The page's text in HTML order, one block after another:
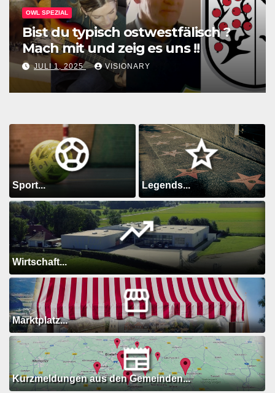
OWL SPEZIAL
Bist du typisch ostwestfälisch ?
Mach mit und zeig es uns !!
JULI 1, 2025 VISIONARY
Sport... Legends...
Wirtschaft...
Marktplatz...
Kurzmeldungen aus den Gemeinden...